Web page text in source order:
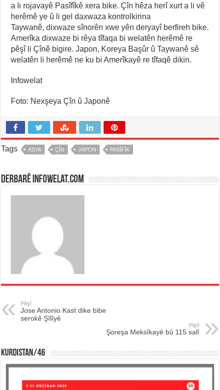
a li rojavayê Pasîfîkê xera bike. Çîn hêza herî xurt a li vê
herêmê ye û li gel daxwaza kontrolkirina
Taywanê, dixwaze sînorên xwe yên deryayî berfireh bike.
Amerîka dixwaze bi rêya tîfaqa bi welatên herêmê re
pêşî li Çînê bigire. Japon, Koreya Başûr û Taywanê sê
welatên li herêmê ne ku bi Amerîkayê re tîfaqê dikin.
Infowelat
Foto: Nexşeya Çîn û Japonê
Tags ASYA ÇÎN JAPON PASÎFÎK
Derbarê infowelat.com
Pêşî
Jose Antonio Kast dike bibe
serokê Şîlîyê
Piştî
Şoreşa Meksîkayê bû 115 salî
KURDISTAN/46